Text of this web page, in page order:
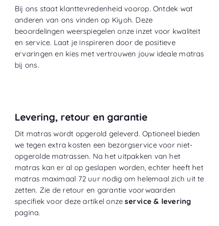
Bij ons staat klanttevredenheid voorop. Ontdek wat
anderen van ons vinden op Kiyoh. Deze
beoordelingen weerspiegelen onze inzet voor kwaliteit
en service. Laat je inspireren door de positieve
ervaringen en kies met vertrouwen jouw ideale matras
bij ons.
Levering, retour en garantie
Dit matras wordt opgerold geleverd. Optioneel bieden
we tegen extra kosten een bezorgservice voor niet-
opgerolde matrassen. Na het uitpakken van het
matras kan er al op geslapen worden, echter heeft het
matras maximaal 72 uur nodig om helemaal zich uit te
zetten. Zie de retour en garantie voorwaarden
specifiek voor deze artikel onzeservice & levering
pagina.